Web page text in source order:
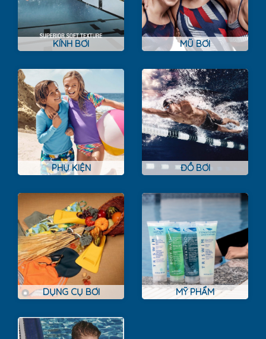
KÍNH BƠI MŨ BƠI
PHỤ KIỆN ĐỒ BƠI
DỤNG CỤ BƠI MỸ PHẨM